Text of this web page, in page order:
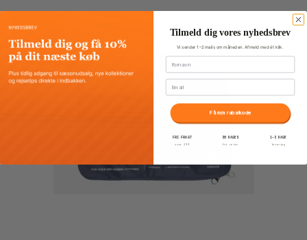
TILBUD Tilmeld dig vores nyhedsbrev
Vi sender 1–2 mails om måneden. Afmeld med ét klik.
Fornavn
Email
Få min rabatkode
FRI FRAGT
over 399
30 DAGES
fri retur
1–3 DAGE
levering